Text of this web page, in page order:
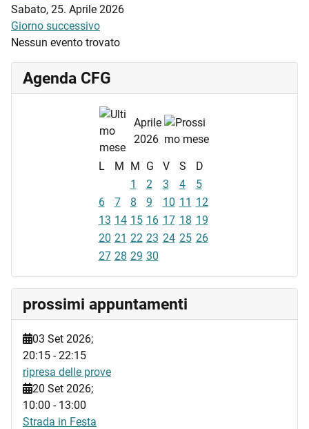
Sabato, 25. Aprile 2026
Giorno successivo
Nessun evento trovato
Agenda CFG
Aprile
2026
L M M G V S
D
1
2 3 4
5
6
7 8 9 10 11 12
13 14 15 16 17 18 19
20 21 22 23 24 25 26
27 28 29 30
prossimi appuntamenti
03 Set 2026;
20:15 -22:15
ripresa delle prove
20 Set 2026;
10:00 - 13:00
Strada in Festa